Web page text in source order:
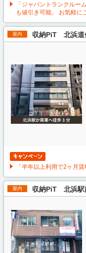
「ジャパントランクルー
も値引き可能。 お気軽に
屋内 収納PiT 北浜道
「半年以上利用で2ヶ月
屋内 収納PiT 北浜駅